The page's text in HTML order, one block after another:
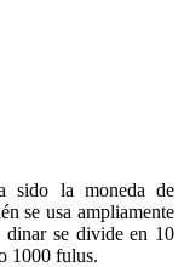
sido la moneda de
se usa ampliamente
se divide en 10
1000 fulus.